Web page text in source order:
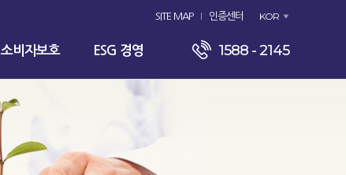
SITE MAP 인증센터 KOR
소비자보호 ESG 경영 1588 - 2145